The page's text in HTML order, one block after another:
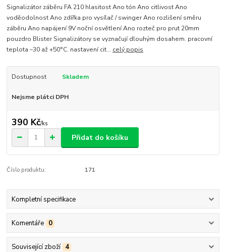
Signalizátor záběru FA 210 hlasitost Ano tón Ano citlivost Ano
voděodolnost Ano zdířka pro vysílač / swinger Ano rozlišení směru
záběru Ano napájení 9V noční osvětlení Ano rozteč pro prut 20mm
pouzdro Blister Signalizátory se vyznačují dlouhým dosahem. pracovní
teplota –30 až +50°C. nastavení cit... celý popis
Dostupnost Skladem
Nejsme plátci DPH
390 Kč/ks
Přidat do košíku
Číslo produktu: 171
Kompletní specifikace
Komentáře 0
Související zboží 4